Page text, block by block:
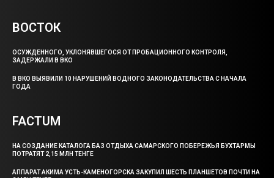
ВОСТОК
ОСУЖДЕННОГО, УКЛОНЯВШЕГОСЯ ОТ ПРОБАЦИОННОГО КОНТРОЛЯ,
ЗАДЕРЖАЛИ В ВКО
В ВКО ВЫЯВИЛИ 10 НАРУШЕНИЙ ВОДНОГО ЗАКОНОДАТЕЛЬСТВА С НАЧАЛА
ГОДА
FACTUM
НА СОЗДАНИЕ КАТАЛОГА БАЗ ОТДЫХА САМАРСКОГО ПОБЕРЕЖЬЯ БУХТАРМЫ
ПОТРАТЯТ 2,15 МЛН ТЕНГЕ
АППАРАТ АКИМА УСТЬ-КАМЕНОГОРСКА ЗАКУПИЛ ШЕСТЬ ПЛАНШЕТОВ ПОЧТИ НА